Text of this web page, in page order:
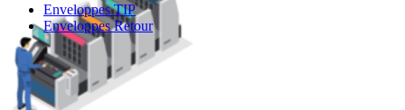
Enveloppes TIP
Enveloppes Retour